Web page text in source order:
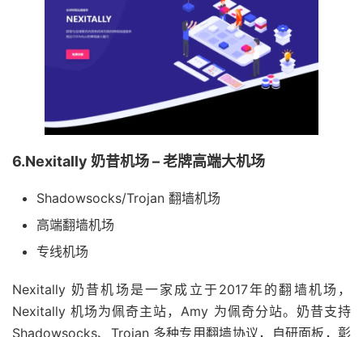
6.Nexitally 奶昔机场 – 老牌高端大机场
Shadowsocks/Trojan 翻墙机场
高端翻墙机场
专线机场
Nexitally 奶昔机场是一家成立于2017年的翻墙机场，
Nexitally 机场为佩奇主站，Amy 为佩奇分站。奶昔支持
Shadowsocks、Trojan 多种专用翻墙协议，自研面板，彰